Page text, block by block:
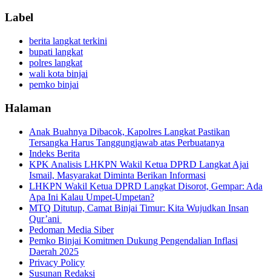
Label
berita langkat terkini
bupati langkat
polres langkat
wali kota binjai
pemko binjai
Halaman
Anak Buahnya Dibacok, Kapolres Langkat Pastikan
Tersangka Harus Tanggungjawab atas Perbuatanya
Indeks Berita
KPK Analisis LHKPN Wakil Ketua DPRD Langkat Ajai
Ismail, Masyarakat Diminta Berikan Informasi
LHKPN Wakil Ketua DPRD Langkat Disorot, Gempar: Ada
Apa Ini Kalau Umpet-Umpetan?
MTQ Ditutup, Camat Binjai Timur: Kita Wujudkan Insan
Qur’ani
Pedoman Media Siber
Pemko Binjai Komitmen Dukung Pengendalian Inflasi
Daerah 2025
Privacy Policy
Susunan Redaksi